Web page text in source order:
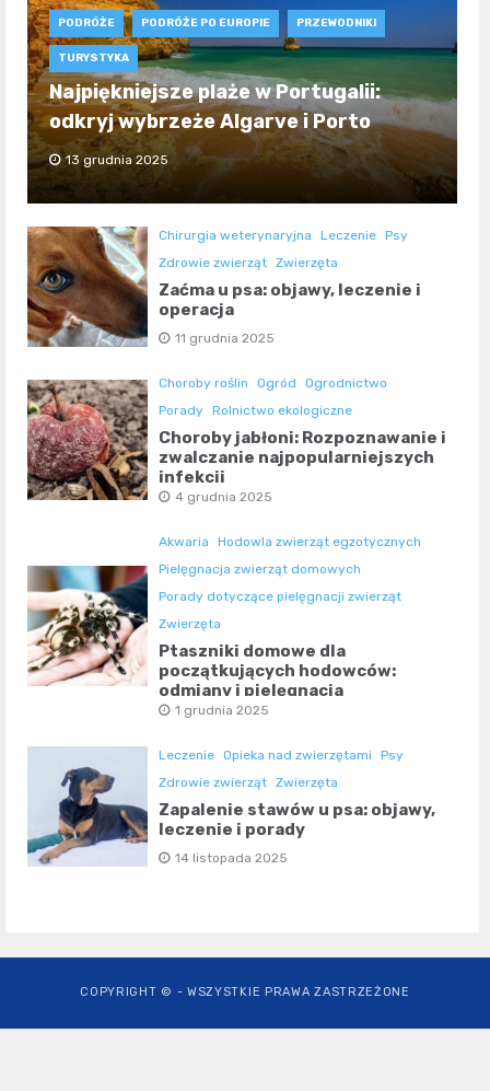
PODRÓŻE PODRÓŻE PO EUROPIE PRZEWODNIKI
TURYSTYKA
Najpiękniejsze plaże w Portugalii:
odkryj wybrzeże Algarve i Porto
13 grudnia 2025
Chirurgia weterynaryjna Leczenie Psy
Zdrowie zwierząt Zwierzęta
Zaćma u psa: objawy, leczenie i
operacja
11 grudnia 2025
Choroby roślin Ogród
Ogrodnictwo
Porady Rolnictwo ekologiczne
Choroby jabłoni: Rozpoznawanie i
zwalczanie najpopularniejszych
infekcji
4 grudnia 2025
Akwaria
Hodowla zwierząt egzotycznych
Pielęgnacja zwierząt domowych
Porady dotyczące pielęgnacji zwierząt
Zwierzęta
Ptaszniki domowe dla
początkujących hodowców:
odmiany i pielęgnacja
1 grudnia 2025
Leczenie Opieka nad zwierzętami
Psy
Zdrowie zwierząt Zwierzęta
Zapalenie stawów u psa: objawy,
leczenie i porady
14 listopada 2025
COPYRIGHT © - WSZYSTKIE PRAWA ZASTRZEŻONE